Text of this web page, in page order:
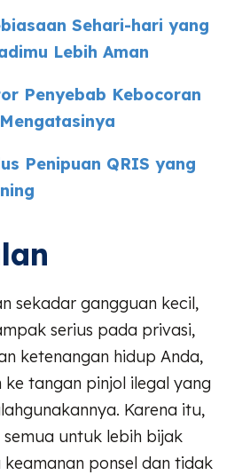
Sehari-hari yang
Lebih Aman
Penyebab Kebocoran
Penipuan QRIS yang
sekadar gangguan kecil,
serius pada privasi,
ketenangan hidup Anda,
tangan pinjol ilegal yang
Karena itu,
untuk lebih bijak
ponsel dan tidak